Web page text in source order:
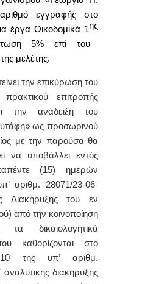
εγγραφής στο
έργα Οικοδομικά 1ης
5% επί του
μελέτης.
την επικύρωση του
επιτροπής
την ανάδειξη του
ως προσωρινού
με την παρούσα θα
να υποβάλλει εντός
(15) ημερών
αριθμ. 28071/23-06-
Διακήρυξης του εν
από την κοινοποίηση
δικαιολογητικά
καθορίζονται στο
της υπ’ αριθμ.
αναλυτικής διακήρυξης